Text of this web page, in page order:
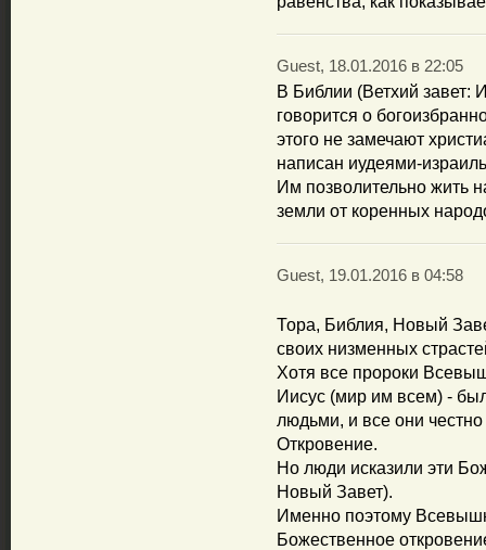
Guest, 18.01.2016 в 22:05
В Библии (Ветхий завет:
говорится о
этого не замечают
написан иудеями-
Им позволительно жить
земли от коренных
Guest, 19.01.2016 в 04:58
Тора, Библия, Новый
своих низменных
Хотя все пророки
Иисус (мир им всем) -
людьми, и все они
Откровение.
Но люди исказили эти
Новый Завет).
Именно поэтому
Божественное